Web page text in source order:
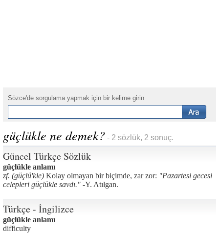
Sözce'de sorgulama yapmak için bir kelime girin
güçlükle ne demek? - 2 sözlük, 2 sonuç.
Güncel Türkçe Sözlük
güçlükle anlamı
zf. (güçlü'kle) Kolay olmayan bir biçimde, zar zor: "Pazartesi gecesi
celepleri güçlükle savdı." -Y. Atılgan.
Türkçe - İngilizce
güçlükle anlamı
difficulty